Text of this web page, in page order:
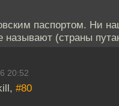
паспортом. Ни
(страны
20:52
#80